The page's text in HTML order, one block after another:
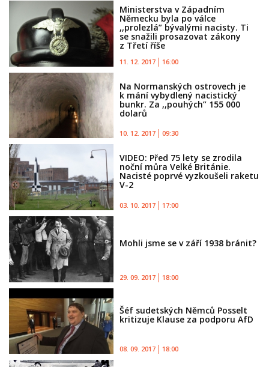
Ministerstva v Západním
Německu byla po válce
,,prolezlá” bývalými nacisty. Ti
se snažili prosazovat zákony
z Třetí říše
11. 12. 2017 16:00
Na Normanských ostrovech je
k mání vybydlený nacistický
bunkr. Za ,,pouhých” 155 000
dolarů
10. 12. 2017 09:30
VIDEO: Před 75 lety se zrodila
noční můra Velké Británie.
Nacisté poprvé vyzkoušeli raketu
V-2
03. 10. 2017 17:00
Mohli jsme se v září 1938 bránit?
29. 09. 2017 18:00
Šéf sudetských Němců Posselt
kritizuje Klause za podporu AfD
08. 09. 2017 18:00